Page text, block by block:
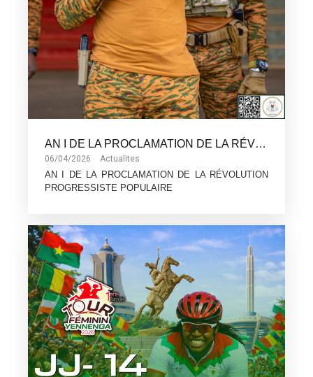
AN I DE LA PROCLAMATION DE LA RÉVOLUTION PROGRESSISTE POPULAIRE
06/04/2026 Actualites
AN I DE LA PROCLAMATION DE LA RÉVOLUTION
PROGRESSISTE POPULAIRE